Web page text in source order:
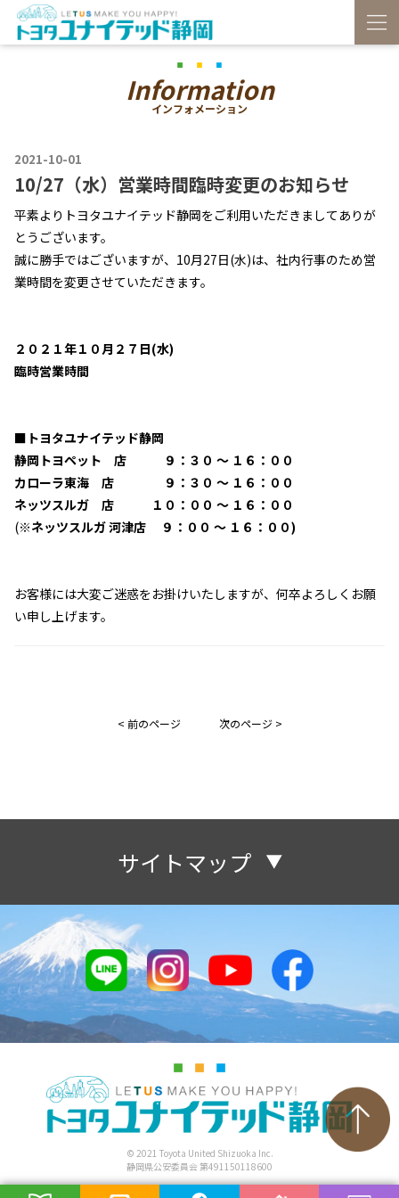
Information
インフォメーション
2021-10-01
10/27（水）営業時間臨時変更のお知らせ
平素よりトヨタユナイテッド静岡をご利用いただきましてありが
とうございます。
誠に勝手ではございますが、10月27日(水)は、社内行事のため営
業時間を変更させていただきます。
２０２１年１０月２７日(水)
臨時営業時間
■トヨタユナイテッド静岡
静岡トヨペット 店
９：３０ ～ １６：００
カローラ東海 店 ９：３０ ～ １６：００
ネッツスルガ 店 １０：００ ～ １６：００
(※ネッツスルガ 河津店 ９：００ ～ １６：００)
お客様には大変ご迷惑をお掛けいたしますが、何卒よろしくお願
い申し上げます。
< 前のページ 次のページ >
サイトマップ
© 2021 Toyota United Shizuoka Inc.
静岡県公安委員会 第491150118600